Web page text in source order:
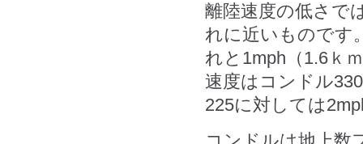
離陸速度の低さで
れに近いものです
れと1mph（1.6ｋ
速度はコンドル
225に対しては